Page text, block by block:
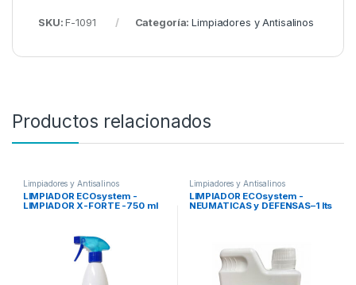
SKU:F-1091 Categoría:Limpiadores y Antisalinos
Productos relacionados
Limpiadores y Antisalinos
LIMPIADOR ECOsystem -
LIMPIADOR X-FORTE -750 ml
Limpiadores y Antisalinos
LIMPIADOR ECOsystem -
NEUMATICAS y DEFENSAS–1 lts